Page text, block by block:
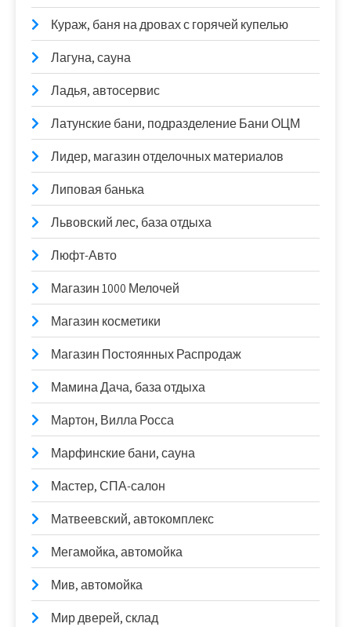
Кураж, баня на дровах с горячей купелью
Лагуна, сауна
Ладья, автосервис
Латунские бани, подразделение Бани ОЦМ
Лидер, магазин отделочных материалов
Липовая банька
Львовский лес, база отдыха
Люфт-Авто
Магазин 1000 Мелочей
Магазин косметики
Магазин Постоянных Распродаж
Мамина Дача, база отдыха
Мартон, Вилла Росса
Марфинские бани, сауна
Мастер, СПА-салон
Матвеевский, автокомплекс
Мегамойка, автомойка
Мив, автомойка
Мир дверей, склад